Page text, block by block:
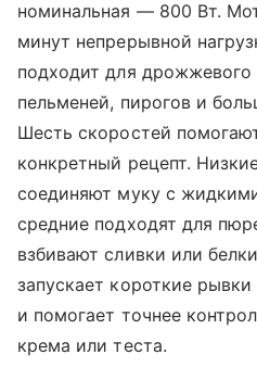
номинальная — 800 Вт.
минут непрерывной
подходит для
пельменей, пирогов и
Шесть скоростей
конкретный рецепт.
соединяют муку с
средние подходят для
взбивают сливки или
запускает короткие
и помогает точнее
крема или теста.